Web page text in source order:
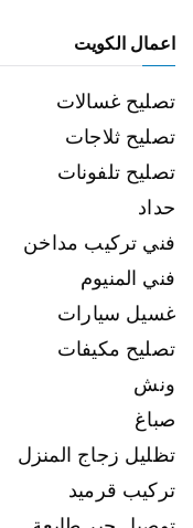
اعمال الكويت
تصليح غسالات
تصليح ثلاجات
تصليح تلفونات
حداد
فني تركيب مداخن
فني المنيوم
غسيل سيارات
تصليح مكيفات
ونش
صباغ
تظليل زجاج المنزل
تركيب قرميد